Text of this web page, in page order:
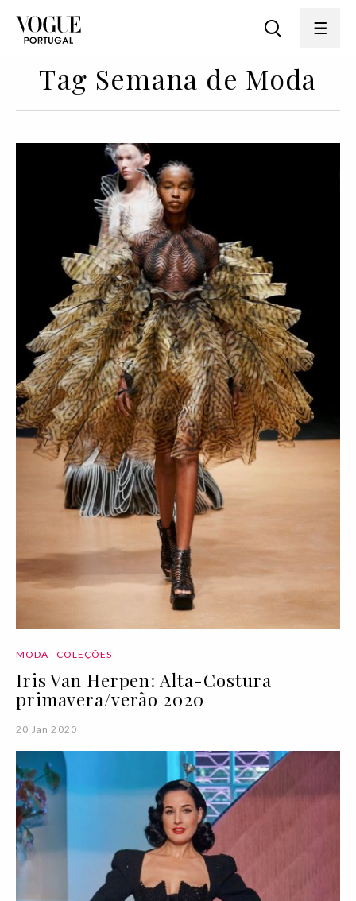
Tag Semana de Moda
MODA COLEÇÕES
Iris Van Herpen: Alta-Costura
primavera/verão 2020
20 Jan 2020